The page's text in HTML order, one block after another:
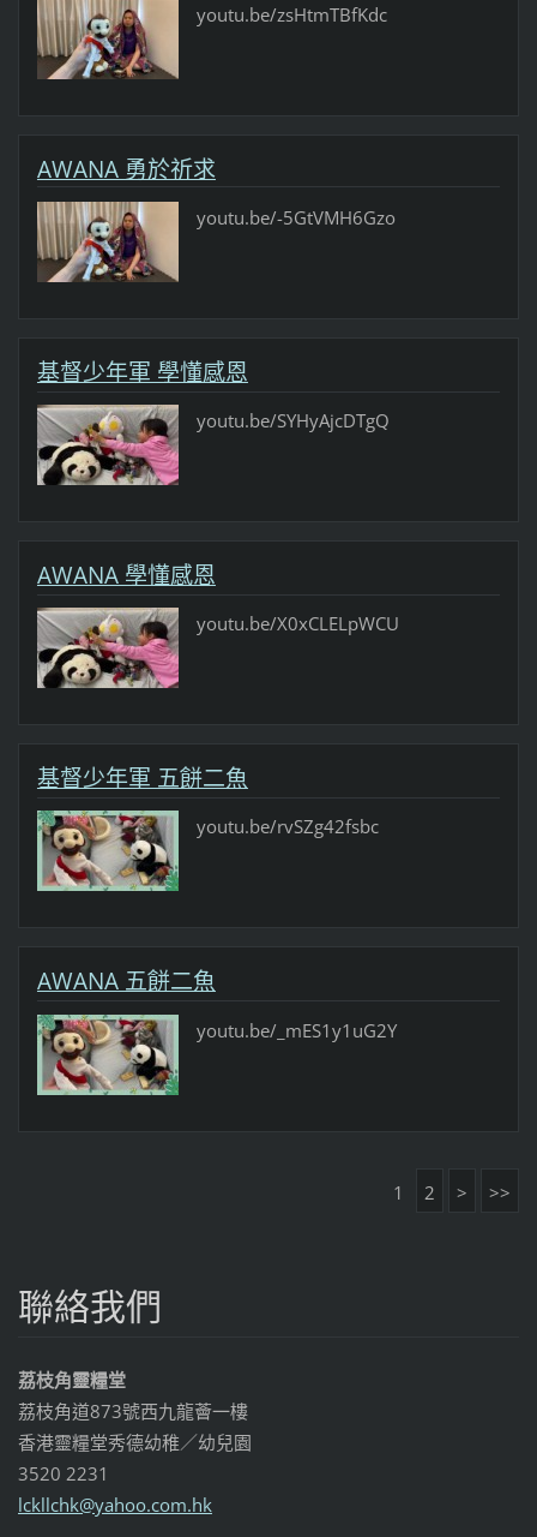
youtu.be/zsHtmTBfKdc
AWANA 勇於祈求
youtu.be/-5GtVMH6Gzo
基督少年軍 學懂感恩
youtu.be/SYHyAjcDTgQ
AWANA 學懂感恩
youtu.be/X0xCLELpWCU
基督少年軍 五餅二魚
youtu.be/rvSZg42fsbc
AWANA 五餅二魚
youtu.be/_mES1y1uG2Y
1 2 > >>
聯絡我們
荔枝角靈糧堂
荔枝角道873號西九龍薈一樓
香港靈糧堂秀德幼稚／幼兒園
3520 2231
lckllchk@yahoo.com.hk